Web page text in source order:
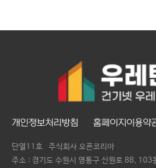
개인정보처리방침 홈페이지이용약
단열11호
주식회사 오픈코리아
주소 : 경기도 수원시 영통구 신원로 88,